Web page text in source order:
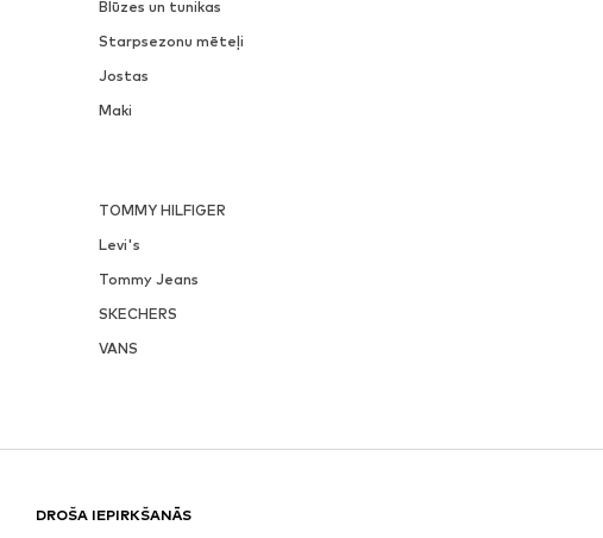
Blūzes un tunikas
Starpsezonu mēteļi
Jostas
Maki
TOMMY HILFIGER
Levi's
Tommy Jeans
SKECHERS
VANS
DROŠA IEPIRKŠANĀS